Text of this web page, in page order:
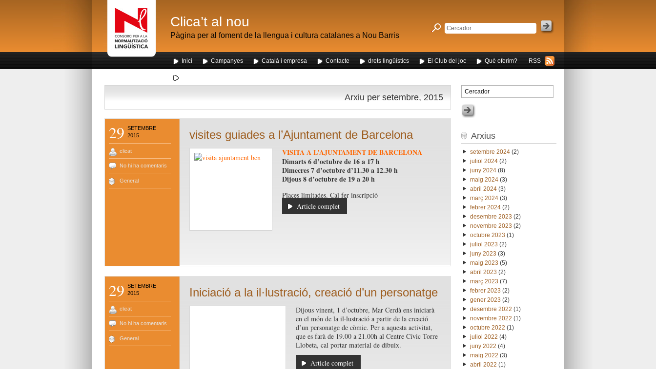
Clica’t al nou
Pàgina per al foment de la llengua i cultura catalanes a Nou Barris
RSS
Inici Campanyes Català i empresa Contacte drets lingüístics El Club del joc Què oferim?
Arxiu per setembre, 2015
29 SETEMBRE
2015
clicat
No hi ha comentaris
General
visites guiades a l’Ajuntament de Barcelona
VISITA A L’AJUNTAMENT DE BARCELONA
Dimarts 6 d’octubre de 16 a 17 h
Dimecres 7 d’octubre d’11.30 a 12.30 h
Dijous 8 d’octubre de 19 a 20 h
Places limitades. Cal fer inscripció
Article complet
29 SETEMBRE
2015
clicat
No hi ha comentaris
General
Iniciació a la il·lustració, creació d’un personatge
Dijous vinent, 1 d’octubre, Mar Cerdà ens iniciarà
en el món de la il·lustració a partir de la creació
d’un personatge de còmic. Per a aquesta activitat,
que es farà de 19.00 a 21.00h al Centre Cívic Torre
Llobeta, cal portar material de dibuix.
Article complet
Arxius
setembre 2024(2)
juliol 2024(2)
juny 2024(8)
maig 2024(3)
abril 2024(3)
març 2024(3)
febrer 2024(2)
desembre 2023 (2)
novembre 2023 (2)
octubre 2023 (1)
juliol 2023 (2)
juny 2023 (3)
maig 2023 (5)
abril 2023 (2)
març 2023 (7)
febrer 2023 (2)
gener 2023 (2)
desembre 2022 (1)
novembre 2022 (1)
octubre 2022 (1)
juliol 2022 (4)
juny 2022 (4)
maig 2022 (3)
abril 2022 (1)